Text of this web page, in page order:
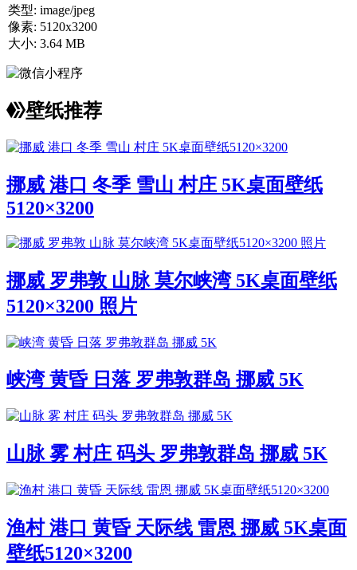
类型: image/jpeg
像素: 5120x3200
大小: 3.64 MB
壁纸推荐
挪威 港口 冬季 雪山 村庄 5K桌面壁纸
5120×3200
挪威 罗弗敦 山脉 莫尔峡湾 5K桌面壁纸
5120×3200 照片
峡湾 黄昏 日落 罗弗敦群岛 挪威 5K
山脉 雾 村庄 码头 罗弗敦群岛 挪威 5K
渔村 港口 黄昏 天际线 雷恩 挪威 5K桌面
壁纸5120×3200